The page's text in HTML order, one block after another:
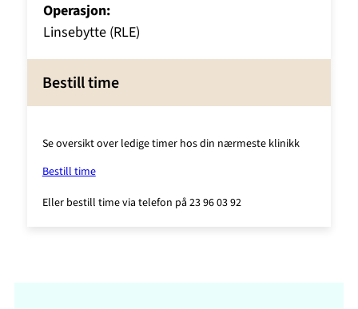
Operasjon:
Linsebytte (RLE)
Bestill time
Se oversikt over ledige timer hos din nærmeste klinikk
Bestill time
Eller bestill time via telefon på 23 96 03 92